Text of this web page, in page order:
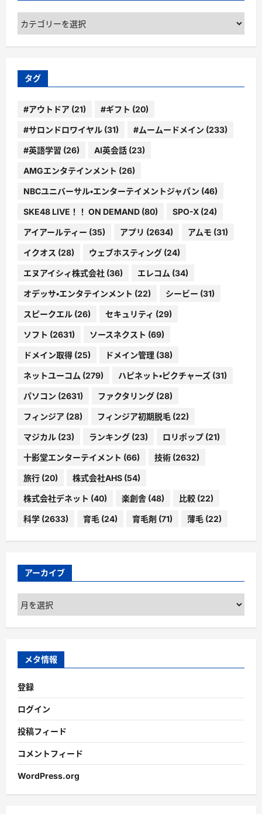
カ
テ
ゴ
ー
タグ
#アウトドア (21) #ギフト (20)
#サロンドロワイヤル (31) #ムームードメイン (233)
#英語学習 (26) AI英会話 (23)
AMGエンタテインメント (26)
NBCユニバーサル・エンターテイメントジャパン (46)
SKE48 LIVE！！ ON DEMAND (80) SPO-X (24)
アイアールティー (35) アプリ (2634) アムモ (31)
イクオス (28) ウェブホスティング (24)
エヌアイシィ株式会社 (36) エレコム (34)
オデッサ・エンタテインメント (22) シービー (31)
スピークエル (26) セキュリティ (29)
ソフト (2631) ソースネクスト (69)
ドメイン取得 (25) ドメイン管理 (38)
ネットユーコム (279) ハピネット・ピクチャーズ (31)
パソコン (2631) ファクタリング (28)
フィンジア (28) フィンジア初期脱毛 (22)
マジカル (23) ランキング (23) ロリポップ (21)
十影堂エンターテイメント (66) 技術 (2632)
旅行 (20) 株式会社AHS (54)
株式会社デネット (40) 楽創舎 (48) 比較 (22)
科学 (2633) 育毛 (24) 育毛剤 (71) 薄毛 (22)
アーカイブ
ア
ー
カ
ブ
メタ情報
登録
ログイン
投稿フィード
コメントフィード
WordPress.org